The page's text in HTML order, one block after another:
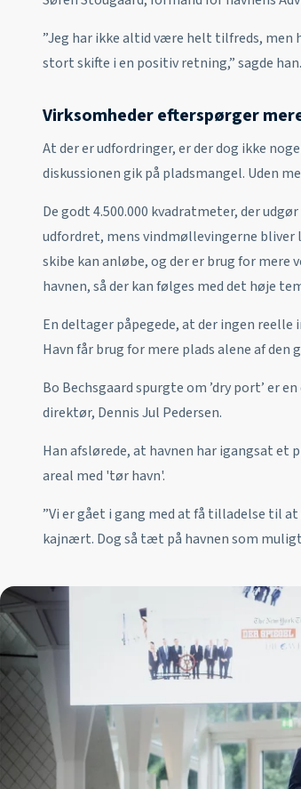
”Jeg har ikke altid være helt tilfreds,
stort skifte i en positiv retning,” sagde han.
Virksomheder efterspørger
At der er udfordringer, er der dog ikke
diskussionen gik på pladsmangel. Uden
De godt 4.500.000 kvadratmeter, der
udfordret, mens vindmøllevingerne
skibe kan anløbe, og der er brug for mere
havnen, så der kan følges med det høje
En deltager påpegede, at der ingen
Havn får brug for mere plads alene af den
Bo Bechsgaard spurgte om ’dry port’ er
direktør, Dennis Jul Pedersen.
Han afslørede, at havnen har igangsat
areal med 'tør havn'.
”Vi er gået i gang med at få tilladelse til
kajnært. Dog så tæt på havnen som